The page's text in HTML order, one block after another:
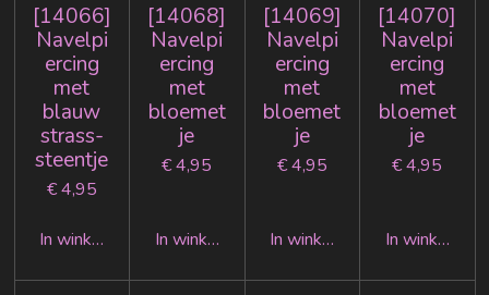
[14066]
Navelpi
ercing
met
blauw
strass-
steentje
€ 4,95
In winkelwagen
[14068]
Navelpi
ercing
met
bloemet
je
€ 4,95
In winkelwagen
[14069]
Navelpi
ercing
met
bloemet
je
€ 4,95
In winkelwagen
[14070]
Navelpi
ercing
met
bloemet
je
€ 4,95
In